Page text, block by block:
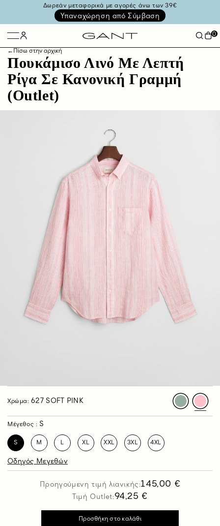
Δωρεάν μεταφορικά με αγορές άνω των 39€
Υπαναχώρηση από Σύμβαση
0
← Πίσω στην αρχική
Πουκάμισο Λινό Με Λεπτή
Ρίγα Σε Κανονική Γραμμή
(Outlet)
Χρώμα:627 SOFT PINK
Μέγεθος : S
S M L XL XXL 3XL 4XL
Οδηγός Μεγεθών
Προηγούμενη τιμή λιανικής:145,00 €
Τιμή Outlet:94,25 €